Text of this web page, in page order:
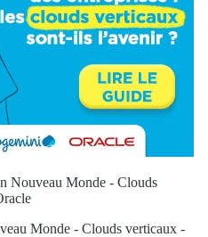
Nouveau Monde - Clouds
Monde - Clouds verticaux -